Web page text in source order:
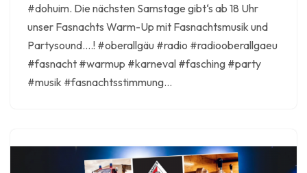
#dohuim. Die nächsten Samstage gibt‘s ab 18 Uhr
unser Fasnachts Warm-Up mit Fasnachtsmusik und
Partysound….! #oberallgäu #radio #radiooberallgaeu
#fasnacht #warmup #karneval #fasching #party
#musik #fasnachtsstimmung…